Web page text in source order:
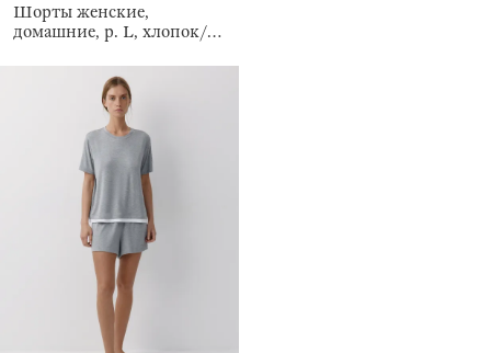
Шорты женские,
домашние, р. L, хлопок/
Relina